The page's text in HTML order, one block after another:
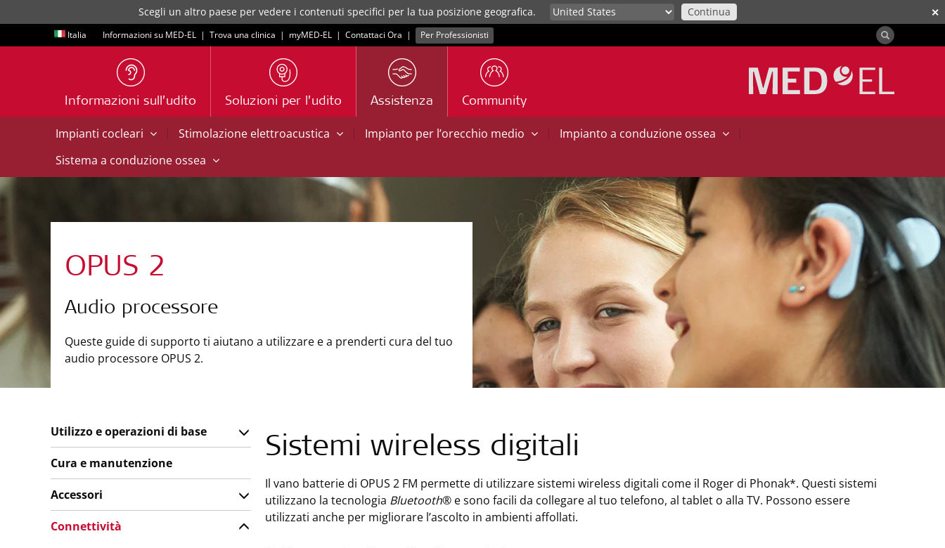
✕
Scegli un altro paese per vedere i contenuti specifici per la tua posizione geografica. Continua
Italia Informazioni su MED-EL | Trova una clinica | myMED‑EL | Contattaci Ora | Per Professionisti
Informazioni sull’udito Soluzioni per l’udito Assistenza Community
Impianti cocleari | Stimolazione elettroacustica | Impianto per l’orecchio medio | Impianto a conduzione ossea
|
Sistema a conduzione ossea
OPUS 2
Audio processore
Queste guide di supporto ti aiutano a utilizzare e a prenderti cura del tuo
audio processore OPUS 2.
Sistemi wireless digitali
Il vano batterie di OPUS 2 FM permette di utilizzare sistemi wireless digitali come il Roger di Phonak*. Questi sistemi
utilizzano la tecnologia Bluetooth® e sono facili da collegare al tuo telefono, al tablet o alla TV. Possono essere
utilizzati anche per migliorare l’ascolto in ambienti affollati.
Utilizzo e operazioni di base
Cura e manutenzione
Accessori
Connettività